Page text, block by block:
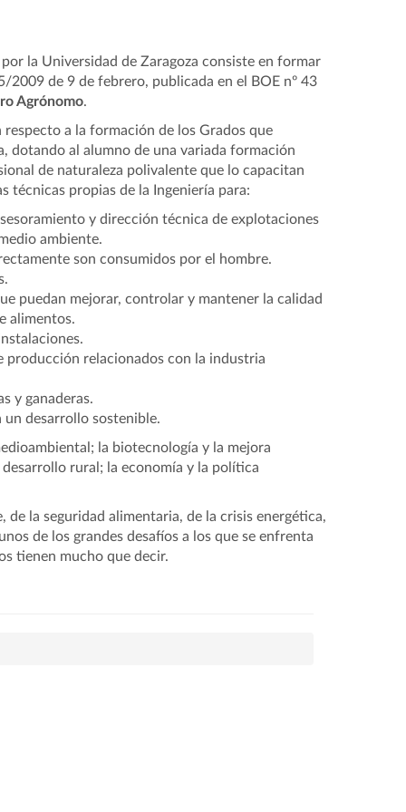
la Universidad de Zaragoza consiste en formar
de 9 de febrero, publicada en el BOE nº 43
Agrónomo.
a la formación de los Grados que
dotando al alumno de una variada formación
de naturaleza polivalente que lo capacitan
técnicas propias de la Ingeniería para:
y dirección técnica de explotaciones
ambiente.
son consumidos por el hombre.
puedan mejorar, controlar y mantener la calidad
alimentos.
producción relacionados con la industria
y ganaderas.
desarrollo sostenible.
la biotecnología y la mejora
rural; la economía y la política
la seguridad alimentaria, de la crisis energética,
de los grandes desafíos a los que se enfrenta
tienen mucho que decir.